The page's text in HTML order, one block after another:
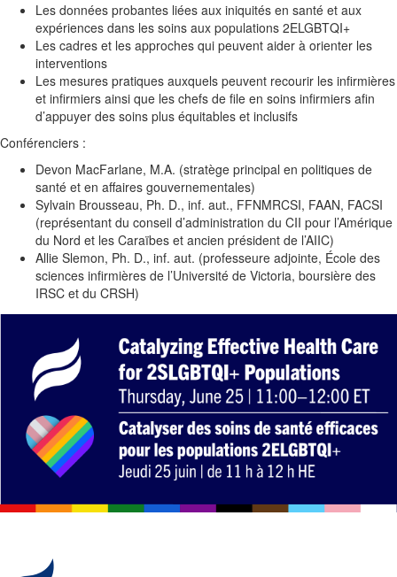
Les données probantes liées aux iniquités en santé et aux
expériences dans les soins aux populations 2ELGBTQI+
Les cadres et les approches qui peuvent aider à orienter les
interventions
Les mesures pratiques auxquels peuvent recourir les infirmières
et infirmiers ainsi que les chefs de file en soins infirmiers afin
d’appuyer des soins plus équitables et inclusifs
Conférenciers :
Devon MacFarlane, M.A. (stratège principal en politiques de
santé et en affaires gouvernementales)
Sylvain Brousseau, Ph. D., inf. aut., FFNMRCSI, FAAN, FACSI
(représentant du conseil d’administration du CII pour l’Amérique
du Nord et les Caraïbes et ancien président de l’AIIC)
Allie Slemon, Ph. D., inf. aut. (professeure adjointe, École des
sciences infirmières de l’Université de Victoria, boursière des
IRSC et du CRSH)